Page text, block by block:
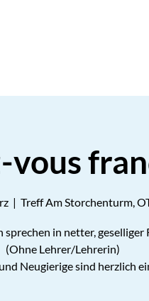
vous
  |
Treff Am Storchenturm,
sprechen in netter, geselliger
(Ohne Lehrer/Lehrerin)
Neugierige sind herzlich